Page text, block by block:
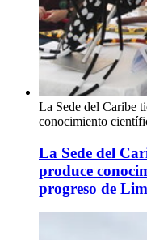
La Sede del Caribe
conocimiento
La Sede del
produce
progreso de